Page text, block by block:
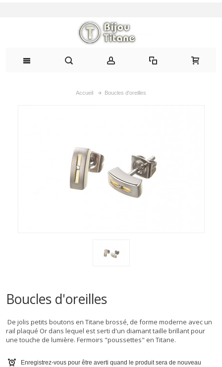
Accueil Boucles d'oreilles
Boucles d'oreilles
De jolis petits boutons en Titane brossé, de forme moderne avec un
rail plaqué Or dans lequel est serti d'un diamant taille brillant pour
une touche de lumière. Fermoirs "poussettes" en Titane.
Enregistrez-vous pour être averti quand le produit sera de nouveau